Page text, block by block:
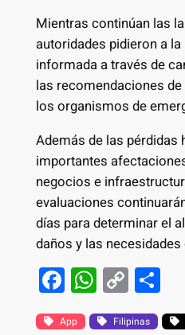
Mientras continúan las
autoridades pidieron a
informada a través de
las recomendaciones
los organismos de
Además de las pérdidas
importantes
negocios e
evaluaciones
días para determinar el
daños y las
F
a
W
h
C
o
S
h
App Filipinas